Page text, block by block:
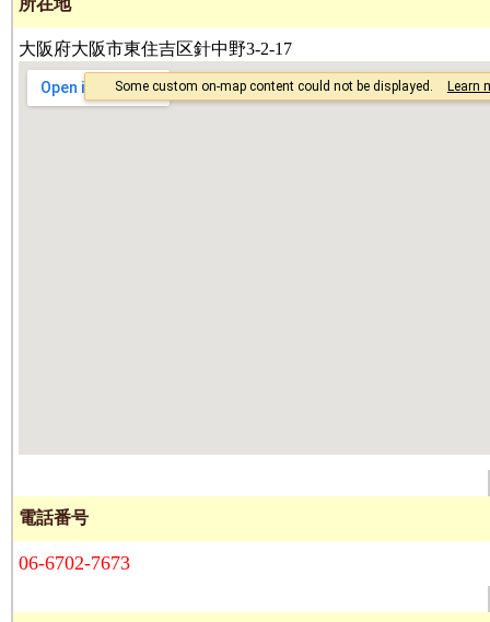
所在地
大阪府大阪市東住吉区針中野3-2-17
電話番号
06-6702-7673